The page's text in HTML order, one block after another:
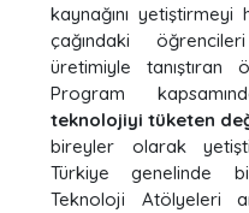
kaynağını
çağındaki
üretimiyle
Program
teknolojiyi tüketen
bireyler olarak
Türkiye genelinde
Teknoloji Atölyeleri